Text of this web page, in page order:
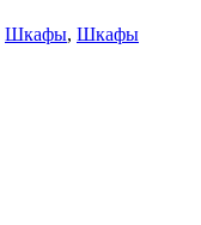
Шкафы, Шкафы